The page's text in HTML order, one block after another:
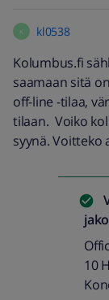
K kl0538
Kolumbus.fi
saamaan sitä
off-line -tilaa,
tilaan. Voiko
syynä. Voitteko
10